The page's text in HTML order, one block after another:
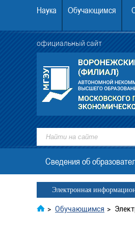
Наука Обучающимся
официальный сайт
институт (филиал) АНО
Украины, ДНР, ЛНР
МГЭУ
Сведения об
Электронная
> Обучающимся >